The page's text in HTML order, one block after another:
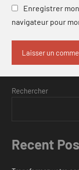
Enregistrer
navigateur pour
Rechercher
Recent